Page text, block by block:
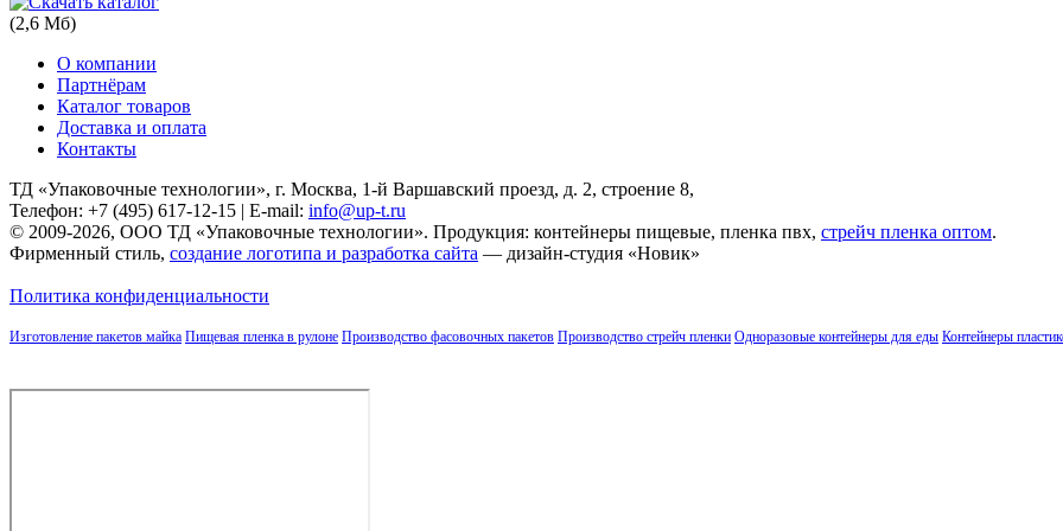
(2,6 Мб)
О компании
Партнёрам
Каталог товаров
Доставка и оплата
Контакты
ТД «Упаковочные технологии», г. Москва, 1-й Варшавский проезд, д. 2, строение 8,
Телефон: +7 (495) 617-12-15 | E-mail: info@up-t.ru
© 2009-2026, ООО ТД «Упаковочные технологии». Продукция: контейнеры пищевые, пленка пвх, стрейч пленка оптом.
Фирменный стиль, создание логотипа и разработка сайта — дизайн-студия «Новик»
Политика конфиденциальности
Изготовление пакетов майка Пищевая пленка в рулоне Производство фасовочных пакетов Производство стрейч пленки Одноразовые контейнеры для еды Контейнеры